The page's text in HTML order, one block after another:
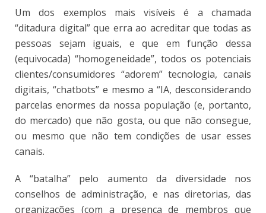
Um dos exemplos mais visíveis é a chamada
“ditadura digital” que erra ao acreditar que todas as
pessoas sejam iguais, e que em função dessa
(equivocada) “homogeneidade”, todos os potenciais
clientes/consumidores “adorem” tecnologia, canais
digitais, “chatbots” e mesmo a “IA, desconsiderando
parcelas enormes da nossa população (e, portanto,
do mercado) que não gosta, ou que não consegue,
ou mesmo que não tem condições de usar esses
canais.
A “batalha” pelo aumento da diversidade nos
conselhos de administração, e nas diretorias, das
organizações (com a presença de membros que